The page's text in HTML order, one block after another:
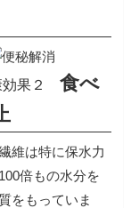
効果２ 食べ
維は特に保水力
倍もの水分を
をもっていま